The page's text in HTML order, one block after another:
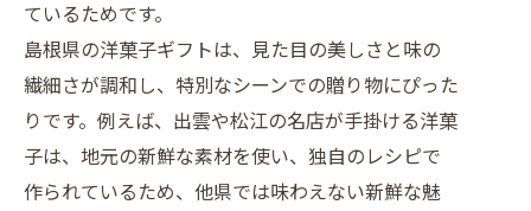
見た目も美しい洋菓子で伝える贈り物
の心
洋菓子とおしゃれなパッケージの関係
性
一度は贈りたい島根発の有名洋菓子特集
ているためです。
島根県の洋菓子ギフトは、見た目の美しさと味の
繊細さが調和し、特別なシーンでの贈り物にぴった
りです。例えば、出雲や松江の名店が手掛ける洋菓
子は、地元の新鮮な素材を使い、独自のレシピで
作られているため、他県では味わえない新鮮な魅